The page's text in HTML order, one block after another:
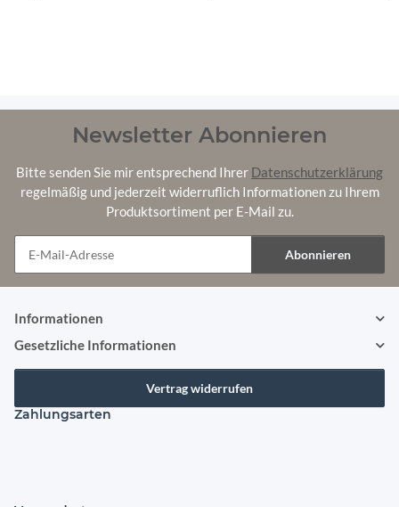
Newsletter Abonnieren
Bitte senden Sie mir entsprechend Ihrer Datenschutzerklärung
regelmäßig und jederzeit widerruflich Informationen zu Ihrem
Produktsortiment per E-Mail zu.
Abonnieren
Informationen
Gesetzliche Informationen
Vertrag widerrufen
Zahlungsarten